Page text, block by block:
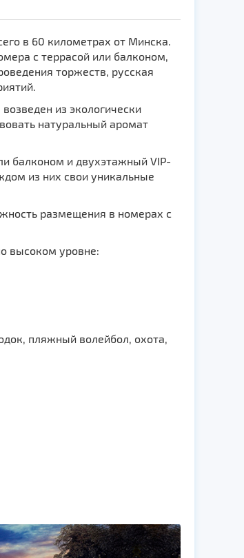
в 60 километрах от Минска.
с террасой или балконом,
торжеств, русская
из экологически
натуральный аромат
балконом и двухэтажный VIP-
из них свои уникальные
размещения в номерах с
высоком уровне:
пляжный волейбол, охота,